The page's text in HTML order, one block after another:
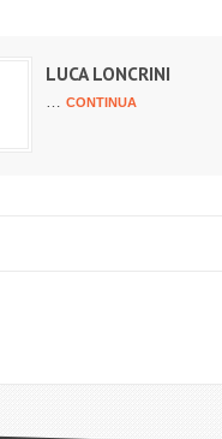
LUCA LONCRINI
… CONTINUA